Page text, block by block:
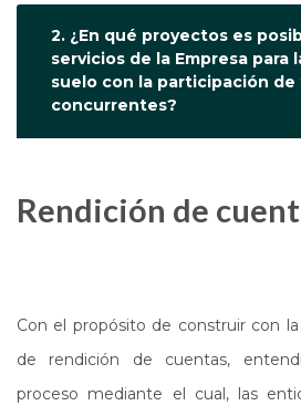
2. ¿En qué proyectos es
servicios de la Empresa para
suelo con la participación
concurrentes?
Rendición de
Con el propósito de construir con
de rendición de cuentas,
proceso mediante el cual, las